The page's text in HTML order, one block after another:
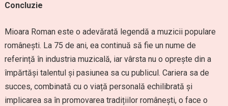
Concluzie
Mioara Roman este o adevărată legendă a muzicii populare
românești. La 75 de ani, ea continuă să fie un nume de
referință în industria muzicală, iar vârsta nu o oprește din a
împărtăși talentul și pasiunea sa cu publicul. Cariera sa de
succes, combinată cu o viață personală echilibrată și
implicarea sa în promovarea tradițiilor românești, o face o